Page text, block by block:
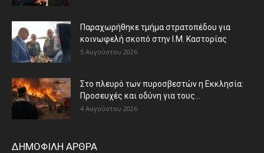
Παραχωρήθηκε τμήμα στρατοπέδου για
κοινωφελή σκοπό στην Ι.Μ. Καστορίας
5 Αυγούστου 2026
Στο πλευρό των πυροσβεστών η Εκκλησία:
Προσευχές και οδύνη για τους...
4 Αυγούστου 2026
ΔΗΜΟΦΙΛΗ ΑΡΘΡΑ